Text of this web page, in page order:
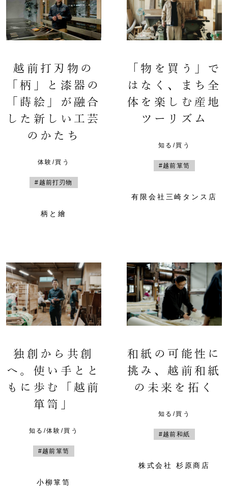
越前打刃物の
「柄」と漆器の
「蒔絵」が融合
した新しい工芸
のかたち
体験/買う
#越前打刃物
柄と繪
「物を買う」で
はなく、まち全
体を楽しむ産地
ツーリズム
知る/買う
#越前箪笥
有限会社三崎タンス店
独創から共創
へ。使い手とと
もに歩む「越前
箪笥」
知る/体験/買う
#越前箪笥
小柳箪笥
和紙の可能性に
挑み、越前和紙
の未来を拓く
知る/買う
#越前和紙
株式会社 杉原商店